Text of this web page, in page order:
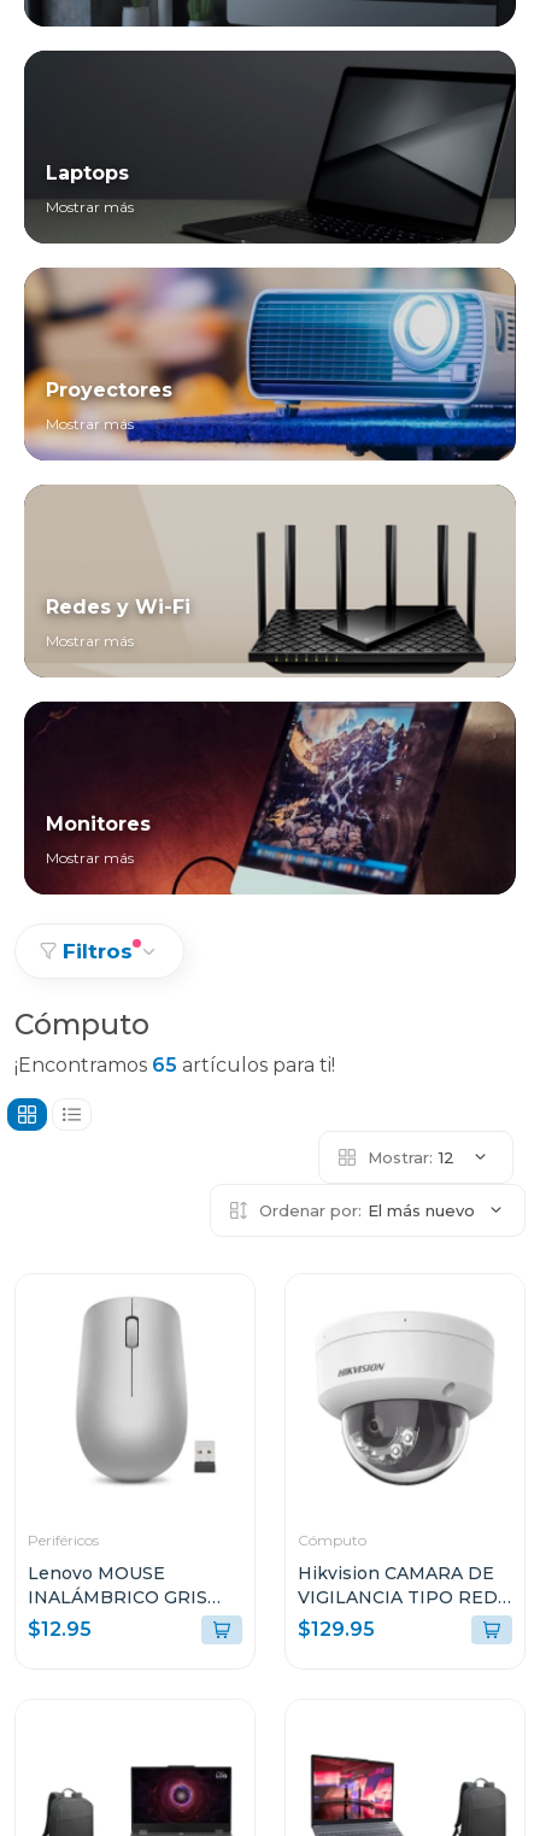
Laptops
Mostrar más
Proyectores
Mostrar más
Redes y Wi-Fi
Mostrar más
Monitores
Mostrar más
Filtros
Cómputo
¡Encontramos 65 artículos para ti!
Mostrar: 12
Ordenar por: El más nuevo
Periféricos
Lenovo MOUSE
INALÁMBRICO GRIS
PLATINO L300 GY50Z1
$12.95
Cómputo
Hikvision CAMARA DE
VIGILANCIA TIPO RED
DOMO CON LUZ
HÍBRIDA INTELIGENTE
$129.95